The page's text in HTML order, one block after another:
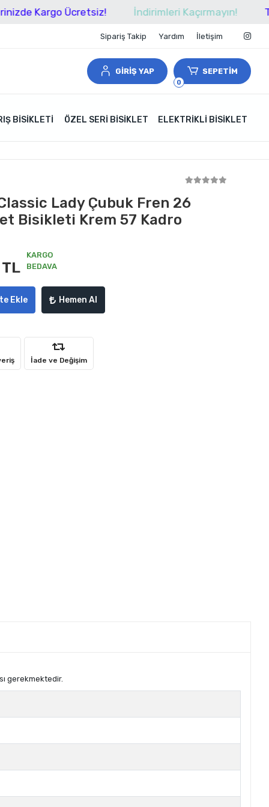
Ücretsiz! İndirimleri Kaçırmayın! Tüm
Sipariş Takip Yardım İletişim
GİRİŞ YAP
0
SEPETİM
BISIKLETI ÖZEL SERI BISIKLET ELEKTRIKLI BISIKLET
Lady Çubuk Fren 26
Bisikleti Krem 57 Kadro
KARGO
BEDAVA
Ekle Hemen Al
İade ve Değişim
gerekmektedir.